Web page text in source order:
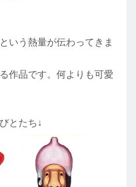
いう熱量が伝わってきま
作品です。何よりも可愛
とたち↓